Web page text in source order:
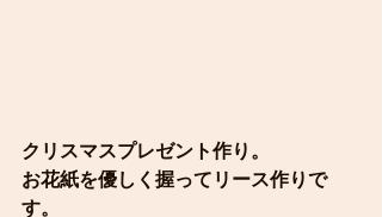
クリスマスプレゼント作り。
お花紙を優しく握ってリース作りで
す。